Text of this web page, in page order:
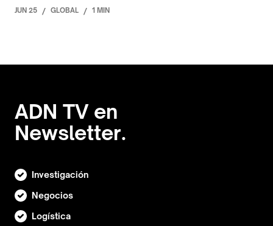
JUN 25 / GLOBAL / 1 MIN
ADN TV en
Newsletter.
Investigación
Negocios
Logística